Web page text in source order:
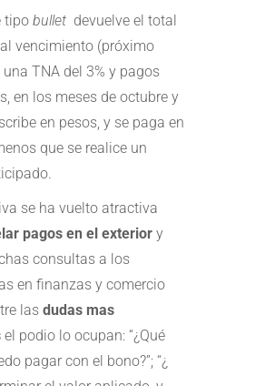
tipo bullet devuelve el total
vencimiento (próximo
TNA del 3% y pagos
en los meses de octubre y
en pesos, y se paga en
que se realice un
se ha vuelto atractiva
pagos en el exterior y
consultas a los
en finanzas y comercio
las dudas mas
el podio lo ocupan: “¿Qué
pagar con el bono?”; “¿